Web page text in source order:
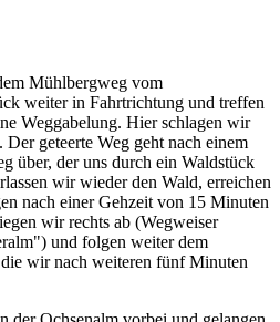
Mühlbergweg vom
weiter in Fahrtrichtung und treffen
Weggabelung. Hier schlagen wir
geteerte Weg geht nach einem
über, der uns durch ein Waldstück
wir wieder den Wald, erreichen
nach einer Gehzeit von 15 Minuten
wir rechts ab (Wegweiser
und folgen weiter dem
wir nach weiteren fünf Minuten